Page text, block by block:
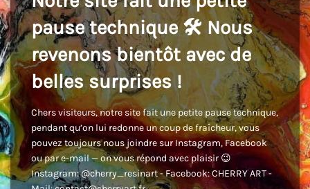
pause technique 🛠️ Nous
revenons bientôt avec de
belles surprises !
Chers visiteurs, notre site fait une petite pause technique,
pendant qu’on lui redonne un coup de fraîcheur, vous
pouvez toujours nous joindre sur Instagram, Facebook
ou par e-mail — on vous répond avec plaisir 😉
Instagram: @cherry_resinart - Facebook: CHERRY ART -